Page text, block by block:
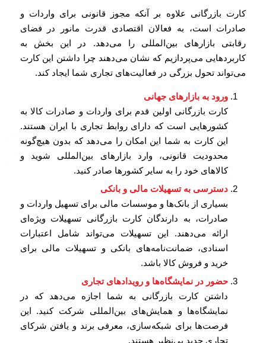
کارت بازرگانی علاوه بر آنکه مجوز قانونی برای واردات و
صادرات است، به فعالان اقتصادی قدرت مانور در فضای
رقابتی بازارهای بین‌المللی را می‌دهد. در این بخش به
کاربردهایی می‌پردازیم که نشان می‌دهند چرا داشتن این کارت
می‌تواند تحول بزرگی در فعالیت‌های تجاری شما ایجاد کند.
ورود به بازارهای جهانی
کارت بازرگانی اولین قدم برای واردات و صادرات کالا به
کشورهایی است که دارای روابط تجاری با ایران هستند.
این کارت به شما این امکان را می‌دهد که بدون هیچ‌گونه
محدودیت قانونی، وارد بازارهای بین‌المللی شوید و
کالاهای خود را به سایر کشورها صادر کنید.
دسترسی به تسهیلات مالی و بانکی
بسیاری از بانک‌ها و موسسات مالی برای تسهیل واردات و
صادرات، به دارندگان کارت بازرگانی تسهیلات ویژه‌ای
ارائه می‌دهند. این تسهیلات می‌تواند شامل اعتبارات
اسنادی، ضمانت‌نامه‌های بانکی و تسهیلات مالی برای
خرید و فروش کالا باشد.
حضور در نمایشگاه‌ها و رویدادهای تجاری
داشتن کارت بازرگانی به شما اجازه می‌دهد که در
نمایشگاه‌ها و همایش‌های بین‌المللی شرکت کنید. این
فرصت‌ها برای شبکه‌سازی، معرفی برند و یافتن شرکای
تجاری جدید بی‌نظیر هستند.